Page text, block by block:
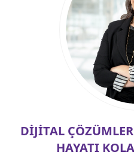
DİJİTAL
HAYATI